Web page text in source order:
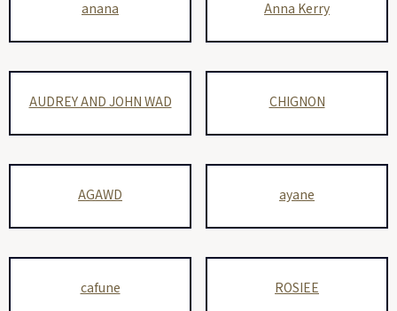
anana Anna Kerry
AUDREY AND JOHN WAD CHIGNON
AGAWD ayane
cafune ROSIEE